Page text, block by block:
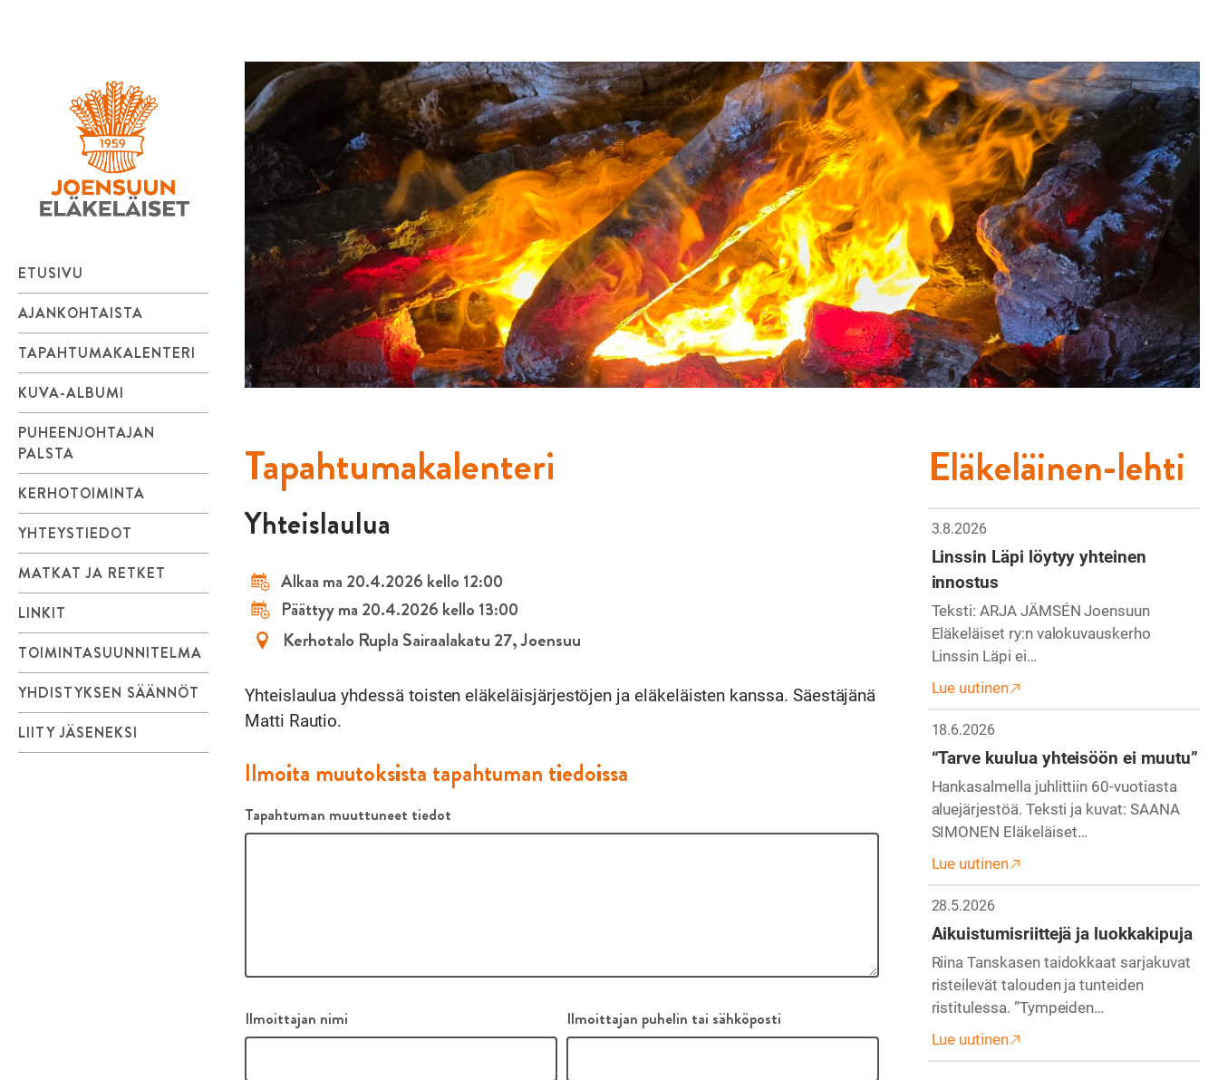
Eläkeläiset
ry
ETUSIVU
AJANKOHTAISTA
TAPAHTUMAKALENTERI
KUVA-ALBUMI
PUHEENJOHTAJAN
PALSTA
KERHOTOIMINTA
YHTEYSTIEDOT
MATKAT JA RETKET
LINKIT
TOIMINTASUUNNITELMA
YHDISTYKSEN SÄÄNNÖT
LIITY JÄSENEKSI
Tapahtumakalenteri
Yhteislaulua
Alkaa ma 20.4.2026 kello 12:00
Päättyy ma 20.4.2026 kello 13:00
Kerhotalo Rupla Sairaalakatu 27, Joensuu
Yhteislaulua yhdessä toisten eläkeläisjärjestöjen ja eläkeläisten kanssa. Säestäjänä
Matti Rautio.
Ilmoita muutoksista tapahtuman tiedoissa
Tapahtuman muuttuneet tiedot
Ilmoittajan nimi Ilmoittajan puhelin tai sähköposti
Eläkeläinen-lehti
3.8.2026
Linssin Läpi löytyy yhteinen
innostus
Teksti: ARJA JÄMSÉN Joensuun
Eläkeläiset ry:n valokuvauskerho
Linssin Läpi ei…
Lue uutinen
18.6.2026
“Tarve kuulua yhteisöön ei muutu”
Hankasalmella juhlittiin 60-vuotiasta
aluejärjestöä. Teksti ja kuvat: SAANA
SIMONEN Eläkeläiset…
Lue uutinen
28.5.2026
Aikuistumisriittejä ja luokkakipuja
Riina Tanskasen taidokkaat sarjakuvat
risteilevät talouden ja tunteiden
ristitulessa. ”Tympeiden…
Lue uutinen